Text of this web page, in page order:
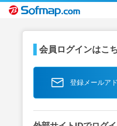
会員ログインはこ
登録メールア